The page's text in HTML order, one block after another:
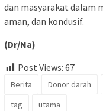
dan masyarakat dalam
aman, dan kondusif.
(Dr/Na)
Post Views: 67
Berita Donor darah
tag
utama